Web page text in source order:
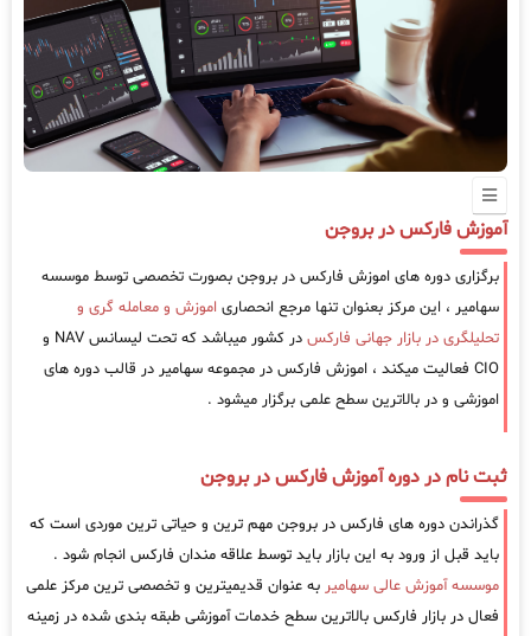
آموزش فارکس در بروجن
برگزاری دوره های اموزش فارکس در بروجن بصورت تخصصی توسط موسسه
سهامیر ، این مرکز بعنوان تنها مرجع انحصاری اموزش و معامله گری و
تحلیلگری در بازار جهانی فارکس
در کشور میباشد که تحت لیسانس NAV و
CIO فعالیت میکند ، اموزش فارکس در مجموعه سهامیر در قالب دوره های
اموزشی و در بالاترین سطح علمی برگزار میشود .
ثبت نام در دوره آموزش فارکس در بروجن
گذراندن دوره های فارکس در بروجن مهم ترین و حیاتی ترین موردی است که
باید قبل از ورود به این بازار باید توسط علاقه مندان فارکس انجام شود .
موسسه آموزش عالی سهامیر به عنوان قدیمیترین و تخصصی ترین مرکز علمی
فعال در بازار فارکس بالاترین سطح خدمات آموزشی طبقه بندی شده در زمینه